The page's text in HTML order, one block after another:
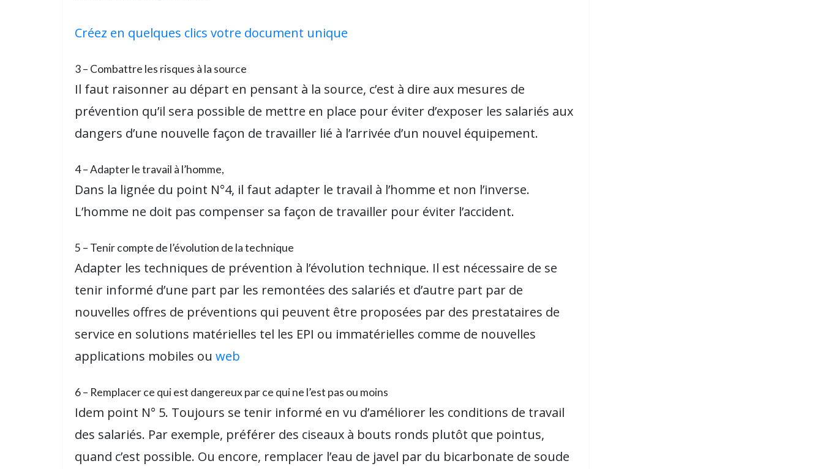
Créez en quelques clics votre document unique
3 – Combattre les risques à la source
Il faut raisonner au départ en pensant à la source, c’est à dire aux mesures de
prévention qu’il sera possible de mettre en place pour éviter d’exposer les salariés aux
dangers d’une nouvelle façon de travailler lié à l’arrivée d’un nouvel équipement.
4 – Adapter le travail à l’homme,
Dans la lignée du point N°4, il faut adapter le travail à l’homme et non l’inverse.
L’homme ne doit pas compenser sa façon de travailler pour éviter l’accident.
5 – Tenir compte de l’évolution de la technique
Adapter les techniques de prévention à l’évolution technique. Il est nécessaire de se
tenir informé d’une part par les remontées des salariés et d’autre part par de
nouvelles offres de préventions qui peuvent être proposées par des prestataires de
service en solutions matérielles tel les EPI ou immatérielles comme de nouvelles
applications mobiles ou web
6 – Remplacer ce qui est dangereux par ce qui ne l’est pas ou moins
Idem point N° 5. Toujours se tenir informé en vu d’améliorer les conditions de travail
des salariés. Par exemple, préférer des ciseaux à bouts ronds plutôt que pointus,
quand c’est possible. Ou encore, remplacer l’eau de javel par du bicarbonate de soude